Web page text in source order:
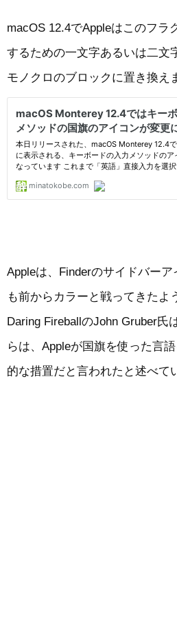
macOS 12.4でAppleはこのフラ
するための一文字あるいは二文
モノクロのブロックに置き換え
Appleは、Finderのサイドバー
も前からカラーと戦ってきたよ
Daring FireballのJohn Gruber氏
らは、Appleが国旗を使った言
的な措置だと言われたと述べて